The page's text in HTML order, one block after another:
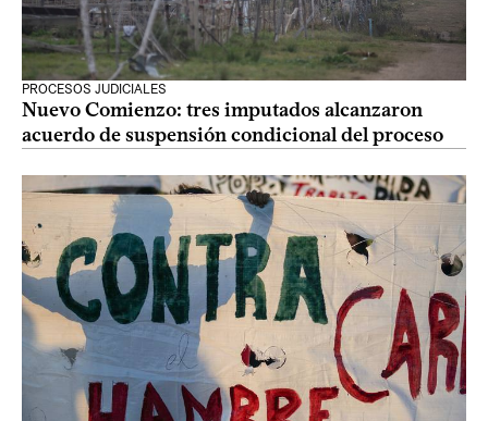
PROCESOS JUDICIALES
Nuevo Comienzo: tres imputados alcanzaron
acuerdo de suspensión condicional del proceso